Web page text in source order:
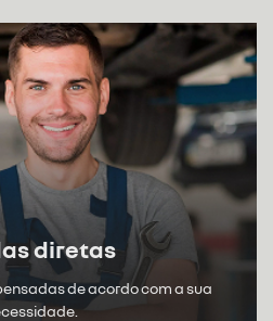
diretas
de acordo com a sua